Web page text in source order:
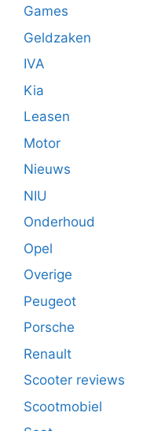
Games
Geldzaken
IVA
Kia
Leasen
Motor
Nieuws
NIU
Onderhoud
Opel
Overige
Peugeot
Porsche
Renault
Scooter reviews
Scootmobiel